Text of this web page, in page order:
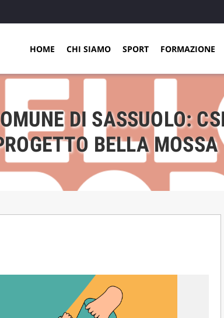
HOME CHI SIAMO SPORT FORMAZIONE
DI SASSUOLO:
BELLA MOSSA